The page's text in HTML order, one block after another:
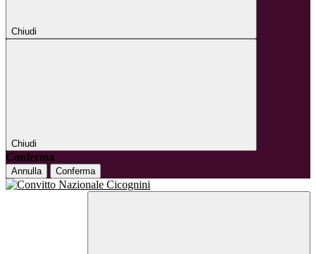
Chiudi
Chiudi
Conferma
Annulla Conferma